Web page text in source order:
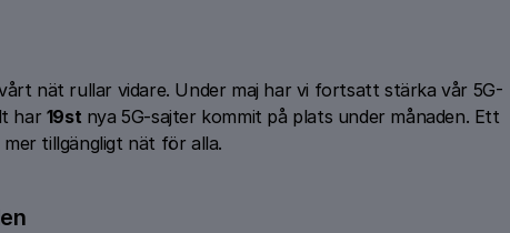
nät rullar vidare. Under maj har vi fortsatt stärka vår 5G-
har 19st nya 5G-sajter kommit på plats under månaden. Ett
tillgängligt nät för alla.